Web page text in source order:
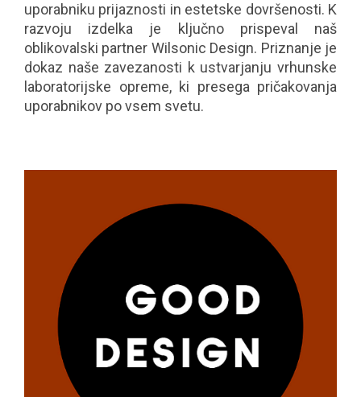
uporabniku prijaznosti in estetske dovršenosti. K
razvoju izdelka je ključno prispeval naš
oblikovalski partner Wilsonic Design. Priznanje je
dokaz naše zavezanosti k ustvarjanju vrhunske
laboratorijske opreme, ki presega pričakovanja
uporabnikov po vsem svetu.